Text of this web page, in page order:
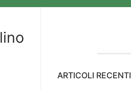
ARTICOLI RECENTI